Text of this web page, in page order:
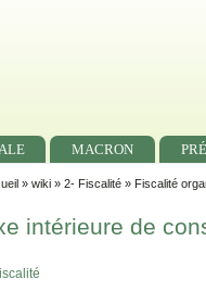
MACRON
»wiki »2- Fiscalité » Fiscalité
intérieure de